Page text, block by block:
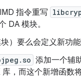
指令重写
DA 模块。
）要么会定义新功能
添加一个辅
，而这个新增函数